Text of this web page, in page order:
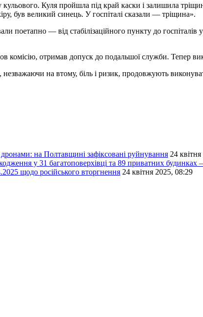
Куля пройшла під край каски і залишила
був великий синець. У госпіталі сказали — тріщина».
— від стабілізаційного пункту до госпіталів
комісію, отримав допуск до подальшої служби. Тепер
незважаючи на втому, біль і ризик, продовжують
на Полтавщині зафіксовані руйнування 24
у 31 багатоповерхівці та 89 приватних
щодо російського вторгнення 24 квітня 2025, 08:29